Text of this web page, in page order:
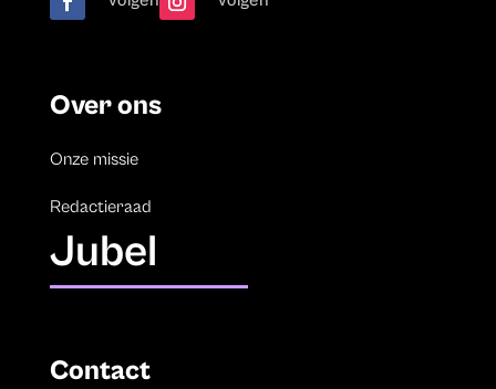
Over ons
Onze missie
Redactieraad
Jubel
Contact